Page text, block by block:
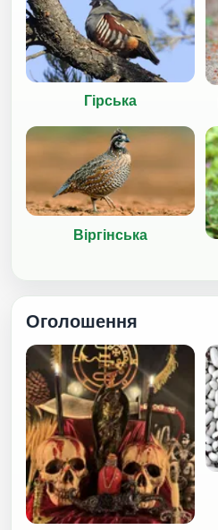
Гірська
Віргінська
Оголошення